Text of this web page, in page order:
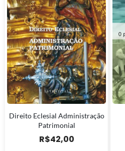
Direito Eclesial Administração
Patrimonial
R$42,00